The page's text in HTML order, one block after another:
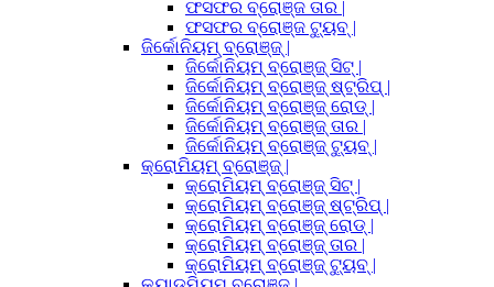
ଫସଫର ବ୍ରୋଞ୍ଜ ତାର |
ଫସଫର ବ୍ରୋଞ୍ଜ ଟ୍ୟୁବ୍ |
ଜିର୍କୋନିୟମ୍ ବ୍ରୋଞ୍ଜ୍ |
ଜିର୍କୋନିୟମ୍ ବ୍ରୋଞ୍ଜ୍ ସିଟ୍ |
ଜିର୍କୋନିୟମ୍ ବ୍ରୋଞ୍ଜ୍ ଷ୍ଟ୍ରିପ୍ |
ଜିର୍କୋନିୟମ୍ ବ୍ରୋଞ୍ଜ୍ ରୋଡ୍ |
ଜିର୍କୋନିୟମ୍ ବ୍ରୋଞ୍ଜ୍ ତାର |
ଜିର୍କୋନିୟମ୍ ବ୍ରୋଞ୍ଜ୍ ଟ୍ୟୁବ୍ |
କ୍ରୋମିୟମ୍ ବ୍ରୋଞ୍ଜ୍ |
କ୍ରୋମିୟମ୍ ବ୍ରୋଞ୍ଜ୍ ସିଟ୍ |
କ୍ରୋମିୟମ୍ ବ୍ରୋଞ୍ଜ୍ ଷ୍ଟ୍ରିପ୍ |
କ୍ରୋମିୟମ୍ ବ୍ରୋଞ୍ଜ୍ ରୋଡ୍ |
କ୍ରୋମିୟମ୍ ବ୍ରୋଞ୍ଜ୍ ତାର |
କ୍ରୋମିୟମ୍ ବ୍ରୋଞ୍ଜ୍ ଟ୍ୟୁବ୍ |